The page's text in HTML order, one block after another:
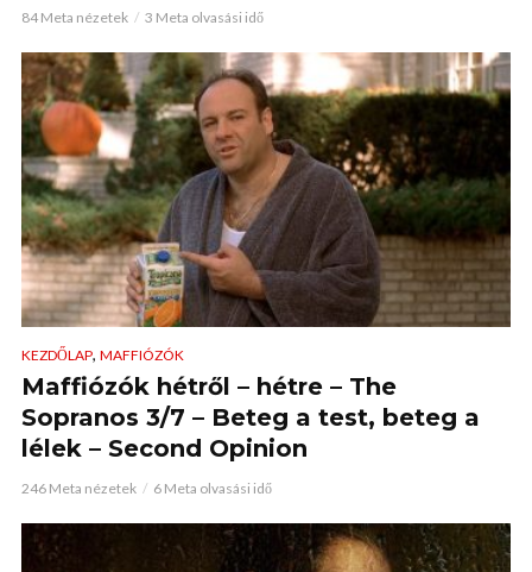
84 Meta nézetek 3 Meta olvasási idő
KEZDŐLAP, MAFFIÓZÓK
Maffiózók hétről – hétre – The
Sopranos 3/7 – Beteg a test, beteg a
lélek – Second Opinion
246 Meta nézetek 6 Meta olvasási idő